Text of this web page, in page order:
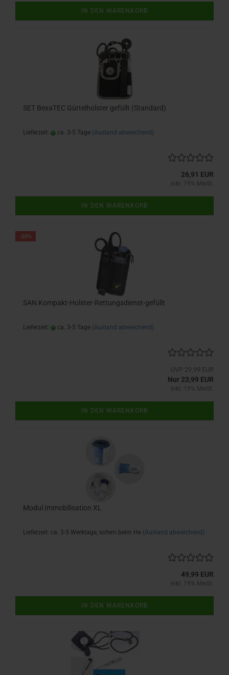
IN DEN WARENKORB
SET BexaTEC Gürtelholster gefüllt (Standard)
Lieferzeit: ca. 3-5 Tage (Ausland abweichend)
26,91 EUR
inkl. 19% MwSt.
IN DEN WARENKORB
-20%
SAN Kompakt-Holster-Rettungsdienst-gefüllt
Lieferzeit: ca. 3-5 Tage (Ausland abweichend)
UVP 29,99 EUR
Nur 23,99 EUR
inkl. 19% MwSt.
IN DEN WARENKORB
Modul Immobilisation XL
Lieferzeit: ca. 3-5 Werktage, sofern beim He (Ausland abweichend)
49,99 EUR
inkl. 19% MwSt.
IN DEN WARENKORB